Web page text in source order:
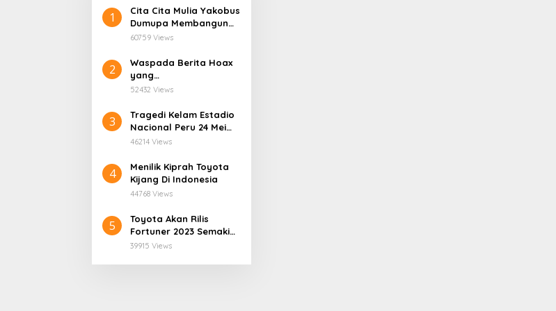
1
Cita Cita Mulia Yakobus
Dumupa Membangun
Tanah Kelahiran.
60759 Views
2
Waspada Berita Hoax
yang
Mengatasnamakan
Provinsi Papua Tengah.
52432 Views
3
Tragedi Kelam Estadio
Nacional Peru 24 Mei
1964
46214 Views
4
Menilik Kiprah Toyota
Kijang Di Indonesia
44768 Views
5
Toyota Akan Rilis
Fortuner 2023 Semakin
User Friendly
39915 Views